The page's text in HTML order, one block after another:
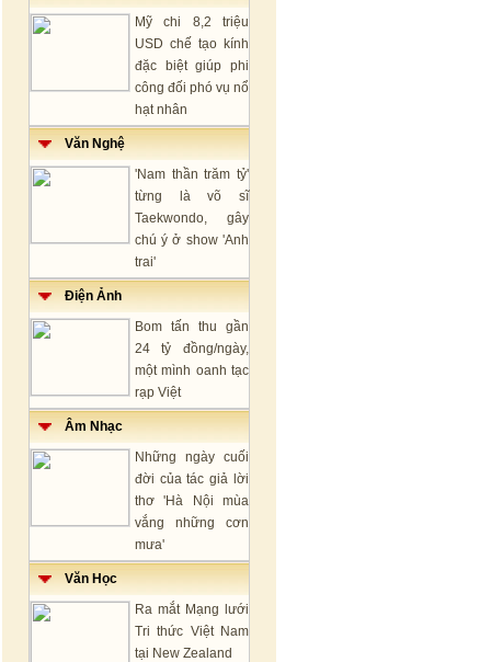
Mỹ chi 8,2 triệu
USD chế tạo kính
đặc biệt giúp phi
công đối phó vụ nổ
hạt nhân
Văn Nghệ
'Nam thần trăm tỷ'
từng là võ sĩ
Taekwondo, gây
chú ý ở show 'Anh
trai'
Điện Ảnh
Bom tấn thu gần
24 tỷ đồng/ngày,
một mình oanh tạc
rạp Việt
Âm Nhạc
Những ngày cuối
đời của tác giả lời
thơ 'Hà Nội mùa
vắng những cơn
mưa'
Văn Học
Ra mắt Mạng lưới
Tri thức Việt Nam
tại New Zealand